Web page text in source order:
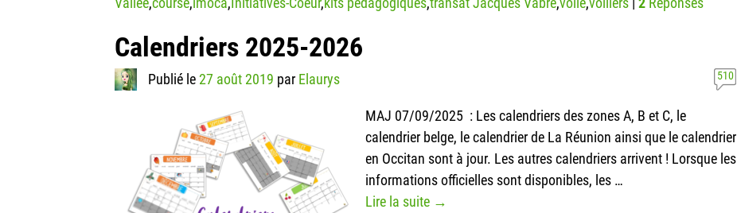
Calendriers 2025-2026
Publié le 27 août 2019 par Elaurys 510
MAJ 07/09/2025 : Les calendriers des zones A, B et C, le
calendrier belge, le calendrier de La Réunion ainsi que le calendrier
en Occitan sont à jour. Les autres calendriers arrivent ! Lorsque les
informations officielles sont disponibles, les …
Lire la suite →